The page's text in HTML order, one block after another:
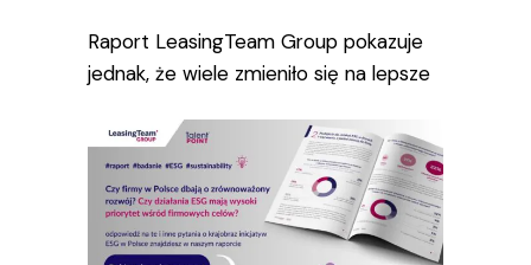
Raport LeasingTeam Group pokazuje
jednak, że wiele zmieniło się na lepsze